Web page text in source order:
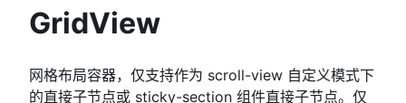
GridView
网格布局容器，仅支持作为 scroll-view 自定义模式下
的直接子节点或 sticky-section 组件直接子节点。仅